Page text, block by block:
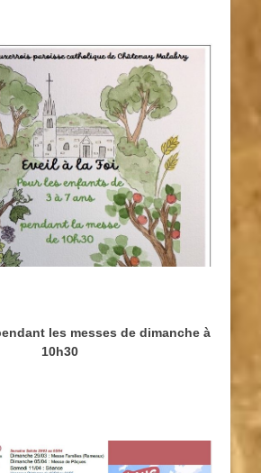
les messes de dimanche à
10h30